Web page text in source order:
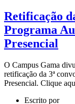
Retificação
Programa
Presencial
O Campus Gama
retificação da 3ª
Presencial. Clique
Escrito por